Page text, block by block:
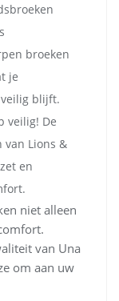
broeken
je
blijft.
veilig! De
van Lions &
en
niet alleen
van Una
om aan uw